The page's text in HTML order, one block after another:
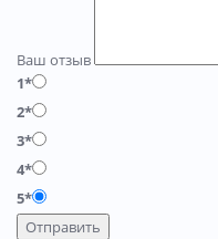
Ваш отзыв
1*
2*
3*
4*
5*
Отправить